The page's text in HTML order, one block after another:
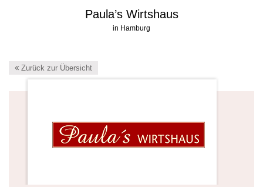
Paula’s Wirtshaus
in Hamburg
Zurück zur Übersicht